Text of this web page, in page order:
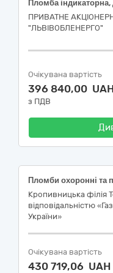
Пломба
ПРИВАТНЕ
"ЛЬВІВОБЛЕНЕРГО"
Очікувана вартість
396 840,00 UAH
з ПДВ
Пломби охоронні та
Кропивницька філія
відповідальністю
України»
Очікувана вартість
430 719,06 UAH